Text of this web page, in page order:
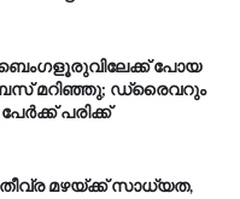
ബെംഗളൂരുവിലേക്ക് പോയ
മറിഞ്ഞു; ഡ്രൈവറും
പരിക്ക്
മ​ഴ​യ്ക്ക് സാ​ധ്യ​ത,